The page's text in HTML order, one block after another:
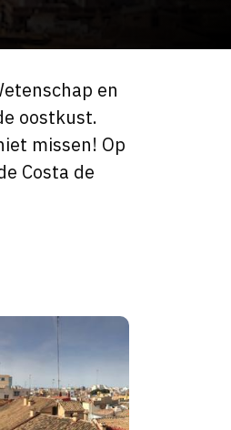
en
oostkust.
missen! Op
Costa de